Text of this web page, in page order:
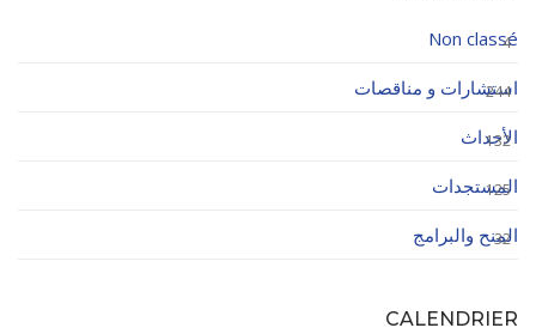
Non classé
4
استشارات و مناقصات
244
الأحداث
132
المستجدات
125
المنح والبرامج
32
CALENDRIER